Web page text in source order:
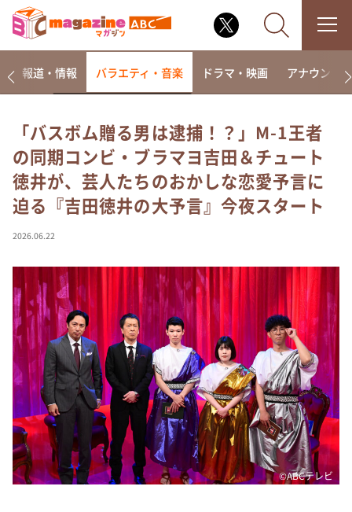
なるみ・岡村の過ぎるTV
相席食堂
これ余談なんですけど・・・
～人生密着トークバラエティ！～ やすとものいたっ
て真剣です
探偵！ナイトスクープ
news おかえり
河合＆A.B.C-Z塚田×福井アナ「なんでやねん！？」
（news おかえり）
DAIGOも台所 ～きょうの献立 何にする？～
本日はダイアンなり！シーズン２
朝だ！生です旅サラダ
教えて！ニュースライブ 正義のミカタ
ＬＩＦＥ～夢のカタチ～
報道・情報 バラエティ・音楽 ドラマ・映画 アナウンサー
「バスボム贈る男は逮捕！？」M-1王者
の同期コンビ・ブラマヨ吉田＆チュート
徳井が、芸人たちのおかしな恋愛予言に
迫る『吉田徳井の大予言』今夜スタート
2026.06.22
©ABCテレビ